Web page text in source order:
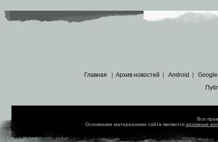
Главная Архив новостей Android Google
Все
Основными материалами сайта являются архивные